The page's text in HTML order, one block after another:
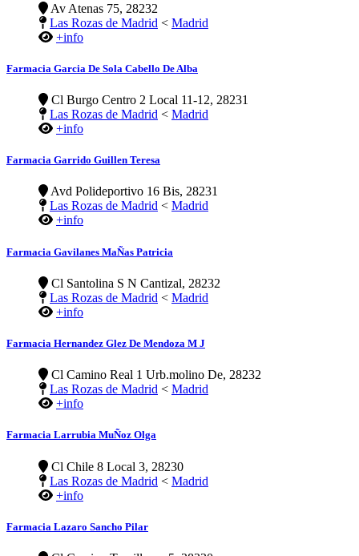
Av Atenas 75, 28232
Las Rozas de Madrid < Madrid
+info
Farmacia Garcia De Sola Cabello De Alba
Cl Burgo Centro 2 Local 11-12, 28231
Las Rozas de Madrid < Madrid
+info
Farmacia Garrido Guillen Teresa
Avd Polideportivo 16 Bis, 28231
Las Rozas de Madrid < Madrid
+info
Farmacia Gavilanes MaÑas Patricia
Cl Santolina S N Cantizal, 28232
Las Rozas de Madrid < Madrid
+info
Farmacia Hernandez Glez De Mendoza M J
Cl Camino Real 1 Urb.molino De, 28232
Las Rozas de Madrid < Madrid
+info
Farmacia Larrubia MuÑoz Olga
Cl Chile 8 Local 3, 28230
Las Rozas de Madrid < Madrid
+info
Farmacia Lazaro Sancho Pilar